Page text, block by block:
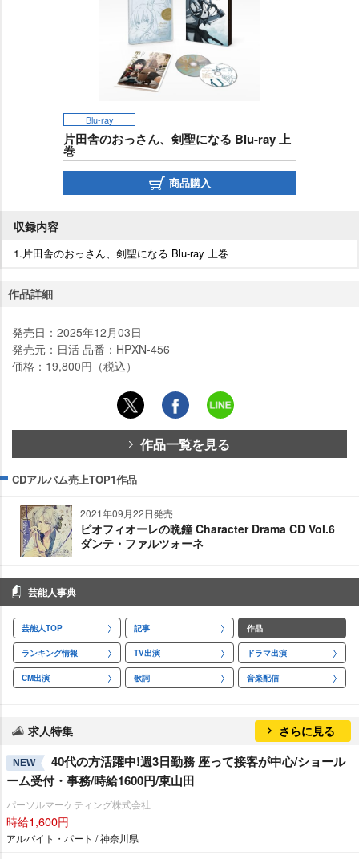
Blu-ray
片田舎のおっさん、剣聖になる Blu-ray 上
巻
商品購入
収録内容
1.片田舎のおっさん、剣聖になる Blu-ray 上巻
作品詳細
発売日：2025年12月03日
発売元：日活 品番：HPXN-456
価格：19,800円（税込）
作品一覧を見る
CDアルバム売上TOP1作品
2021年09月22日発売
ピオフィオーレの晩鐘 Character Drama CD Vol.6
ダンテ・ファルツォーネ
芸能人事典
芸能人TOP 記事 作品
ランキング情報 TV出演 ドラマ出演
CM出演 歌詞 音楽配信
求人特集 さらに見る
NEW
40代の方活躍中!週3日勤務 座って接客が中心/ショール
ーム受付・事務/時給1600円/東山田
パーソルマーケティング株式会社
時給1,600円
アルバイト・パート / 神奈川県